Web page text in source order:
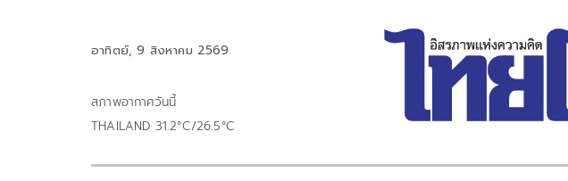
อาทิตย์, 9 สิงหาคม 2569
สภาพอากาศวันนี้
THAILAND 31.2°C/26.5°C